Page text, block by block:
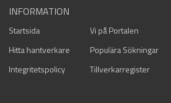
INFORMATION
Startsida Vi på Portalen
Hitta hantverkare
Populära Sökningar
Integritetspolicy
Tillverkarregister